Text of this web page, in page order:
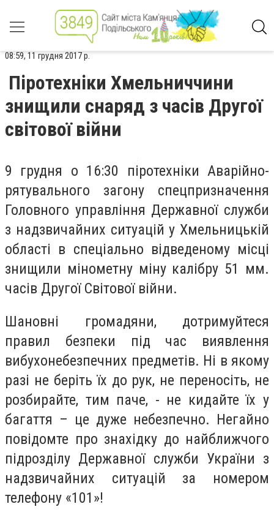
08:59, 11 грудня 2017 р.
Піротехніки Хмельниччини
знищили снаряд з часів Другої
світової війни
9 грудня о 16:30 піротехніки Аварійно-
рятувального загону спецпризначення
Головного управління Державної служби
з надзвичайних ситуацій у Хмельницькій
області в спеціально відведеному місці
знищили мінометну міну калібру 51 мм.
часів Другої Світової війни.
Шановні громадяни, дотримуйтеся
правил безпеки під час виявлення
вибухонебезпечних предметів. Ні в якому
разі не беріть їх до рук, не переносіть, не
розбирайте, тим паче, - не кидайте їх у
багаття – це дуже небезпечно. Негайно
повідомте про знахідку до найближчого
підрозділу Державної служби України з
надзвичайних ситуацій за номером
телефону «101»!